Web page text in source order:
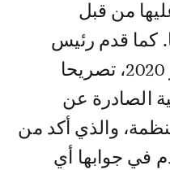
من قبل
كما قدم رئيس
الحكومة، بتاريخ 9 يوليوز 2020، تصريحا
الصادرة عن
والذي أكد من
في جوابها أي